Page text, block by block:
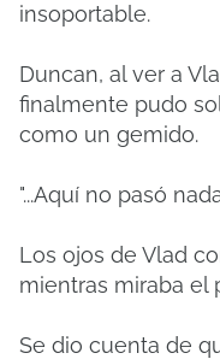
insoportable.
Duncan, al ver a
finalmente pudo
como un gemido.
"...Aquí no pasó
Los ojos de Vlad
mientras miraba el
Se dio cuenta de